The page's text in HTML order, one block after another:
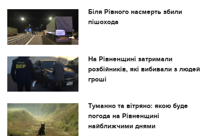
Біля Рівного насмерть збили
пішохода
На Рівненщині затримали
розбійників, які вибивали з людей
гроші
Туманно та вітряно: якою буде
погода на Рівненщині
найближчими днями